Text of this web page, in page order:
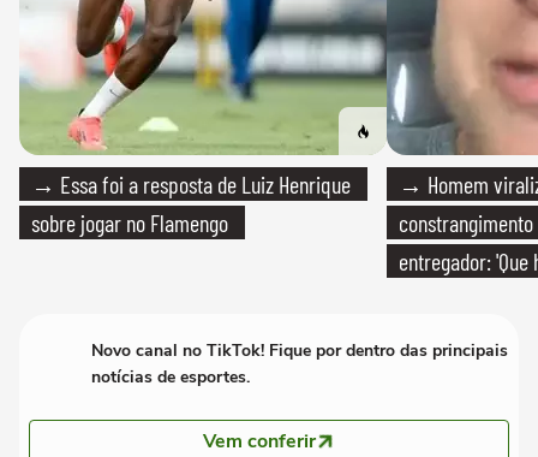
→ Essa foi a resposta de Luiz Henrique
sobre jogar no Flamengo
→ Homem
entregador: 'Que
Novo canal no TikTok! Fique por dentro das principais
notícias de esportes.
Vem conferir